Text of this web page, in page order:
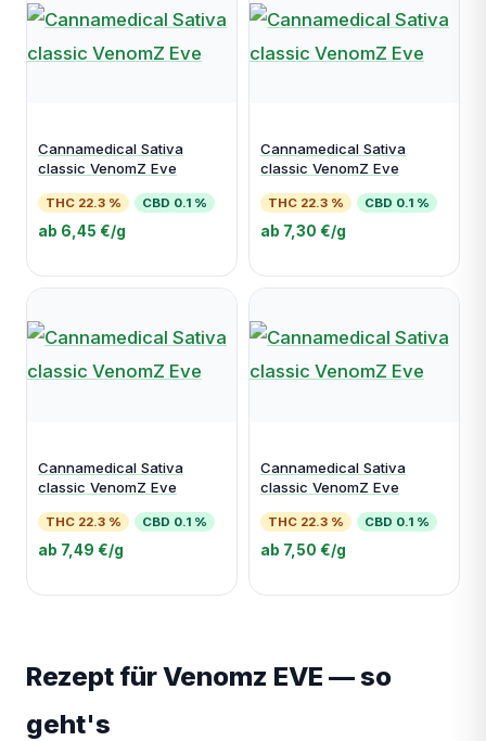
Cannamedical Sativa
classic VenomZ Eve
THC 22.3 % CBD 0.1 %
ab 6,45 €/g
Cannamedical Sativa
classic VenomZ Eve
THC 22.3 % CBD 0.1 %
ab 7,30 €/g
Cannamedical Sativa
classic VenomZ Eve
THC 22.3 % CBD 0.1 %
ab 7,49 €/g
Cannamedical Sativa
classic VenomZ Eve
THC 22.3 % CBD 0.1 %
ab 7,50 €/g
Rezept für Venomz EVE — so
geht's